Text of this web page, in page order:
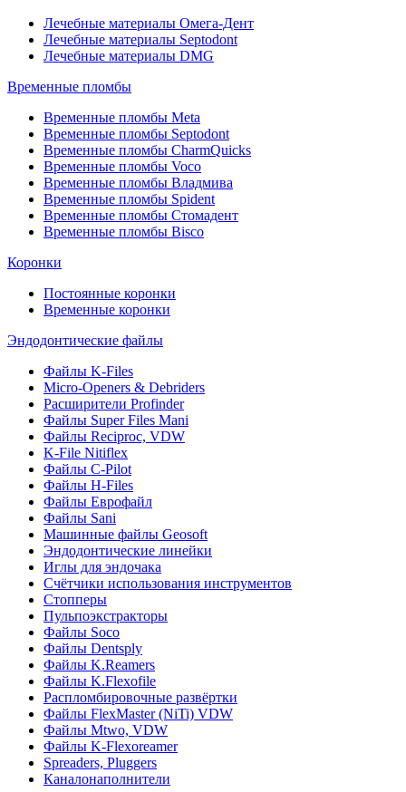
Лечебные материалы Омега-Дент
Лечебные материалы Septodont
Лечебные материалы DMG
Временные пломбы
Временные пломбы Meta
Временные пломбы Septodont
Временные пломбы CharmQuicks
Временные пломбы Voco
Временные пломбы Владмива
Временные пломбы Spident
Временные пломбы Стомадент
Временные пломбы Bisco
Коронки
Постоянные коронки
Временные коронки
Эндодонтические файлы
Файлы K-Files
Micro-Openers & Debriders
Расширители Profinder
Файлы Super Files Mani
Файлы Reciproc, VDW
K-File Nitiflex
Файлы C-Pilot
Файлы H-Files
Файлы Еврофайл
Файлы Sani
Машинные файлы Geosoft
Эндодонтические линейки
Иглы для эндочака
Счётчики использования инструментов
Стопперы
Пульпоэкстракторы
Файлы Soco
Файлы Dentsply
Файлы K.Reamers
Файлы K.Flexofile
Распломбировочные развёртки
Файлы FlexMaster (NiTi) VDW
Файлы Mtwo, VDW
Файлы K-Flexoreamer
Spreaders, Pluggers
Каналонаполнители